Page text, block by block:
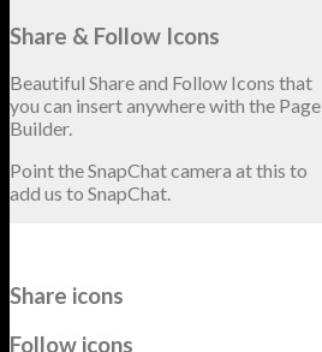
Share & Follow Icons
Beautiful Share and Follow Icons that
you can insert anywhere with the Page
Builder.
Point the SnapChat camera at this to
add us to SnapChat.
Share icons
Follow icons